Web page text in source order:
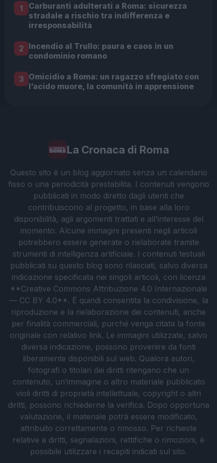
1
Carburanti adulterati a Roma: sicurezza
stradale a rischio tra indifferenza e
irresponsabilità
2 Incendio al Trullo: paura e caos in un
condominio romano
3 Omicidio a Roma: un ragazzo sfregiato con
l’acido muore, la comunità in apprensione
La Cronaca di Roma
Questo sito è un blog aggiornato senza un calendario
fisso o una periodicità prestabilita. I contenuti vengono
pubblicati in modo diretto dagli utenti che
contribuiscono al progetto, in base alla loro
disponibilità, agli argomenti trattati e all’interesse del
momento. Alcune immagini presenti negli articoli
potrebbero essere generate o rielaborate tramite
strumenti di intelligenza artificiale. I contenuti testuali
pubblicati su questo blog sono rilasciati, salvo diversa
indicazione specificata nei singoli articoli, con licenza
**Creative Commons Attribuzione 4.0 Internazionale
— CC BY 4.0**. È quindi consentita la condivisione, la
riproduzione e la rielaborazione dei contenuti, anche
per finalità commerciali, purché venga citata la fonte
originale con relativo link. Le immagini utilizzate, salvo
diversa indicazione, possono provenire da fonti
liberamente disponibili sul web. Qualora autori,
fotografi o titolari dei diritti ritengano che un
contenuto, un’immagine o altro materiale pubblicato
violi diritti di proprietà intellettuale, copyright o altri
diritti, possono richiederne la verifica. Dopo opportuna
valutazione, il materiale potrà essere modificato,
attribuito correttamente o rimosso. Per richieste
relative a diritti, segnalazioni, rettifiche o rimozioni, è
possibile utilizzare i recapiti indicati sul sito.